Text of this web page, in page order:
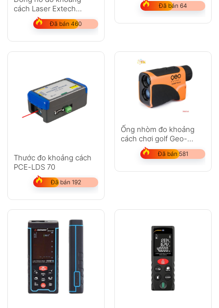
cách Laser Extech
DT300
Đã bán 460
Đã bán 64
Thước đo khoảng cách
PCE-LDS 70
Đã bán 192
Ống nhòm đo khoảng
cách chơi golf Geo-
Fennel GeoDist 600LR
Đã bán 581